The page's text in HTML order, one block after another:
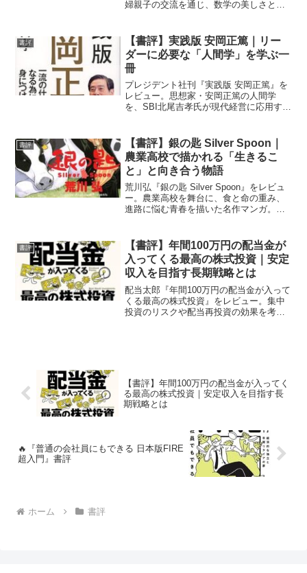
婦親子の交流を通じ、数学の美しさと人
書評
【書評】実践版 安岡正篤｜リー
ダーに必要な「人間学」を学ぶ一
冊
プレジデント社刊『実践版 安岡正篤』を
レビュー。思想家・安岡正篤の人間学
を、SBI北尾吉孝氏が現代経営に応用する
書評
【書評】銀の匙 Silver Spoon｜
農業高校で描かれる「生きるこ
と」と向き合う物語
荒川弘『銀の匙 Silver Spoon』をレビュ
ー。農業高校を舞台に、食と命の重み、
進路に悩む青春を描いた名作マンガ。ア
書評
【書評】年間100万円の配当金が
入ってくる最高の株式投資｜安定
収入を目指す長期戦略とは
配当太郎『年間100万円の配当金が入って
くる最高の株式投資』をレビュー。集中
投資のリスクや配当再投資の効果を考
【書評】年間100万円の配当金が入ってく
る最高の株式投資｜安定収入を目指す長
期戦略とは
🔥『普通の会社員にもできる 日本版FIRE
超入門』書評
ホーム 書評